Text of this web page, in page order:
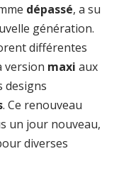
dépassé, a su
génération.
différentes
version maxi aux
designs
. Ce renouveau
un jour nouveau,
diverses